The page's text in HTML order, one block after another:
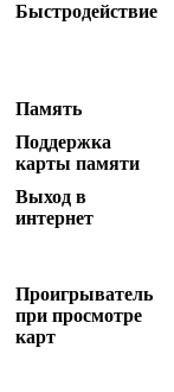
Быстродействие
Память
Поддержка
карты памяти
Выход в
интернет
Проигрыватель
при просмотре
карт